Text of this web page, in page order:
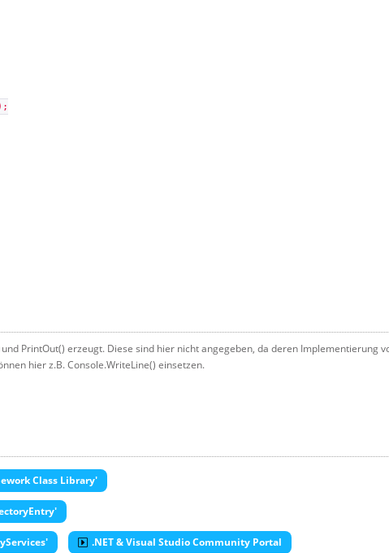
PrintOut() erzeugt. Diese sind hier nicht angegeben, da deren Implementierung
hier z.B. Console.WriteLine() einsetzen.
Class Library'
.NET & Visual Studio Community Portal